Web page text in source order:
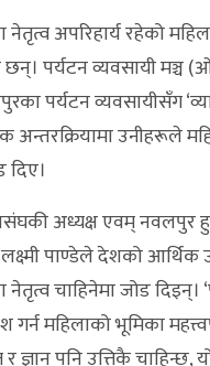
नेतृत्व अपरिहार्य रहेको
पर्यटन व्यवसायी मञ्च
पर्यटन व्यवसायीसँग
अन्तरक्रियामा उनीहरूले
दिए।
अध्यक्ष एवम् नवलपुर
पाण्डेले देशको आर्थिक
नेतृत्व चाहिनेमा जोड दिइन्।
गर्न महिलाको भूमिका
र ज्ञान पनि उत्तिकै